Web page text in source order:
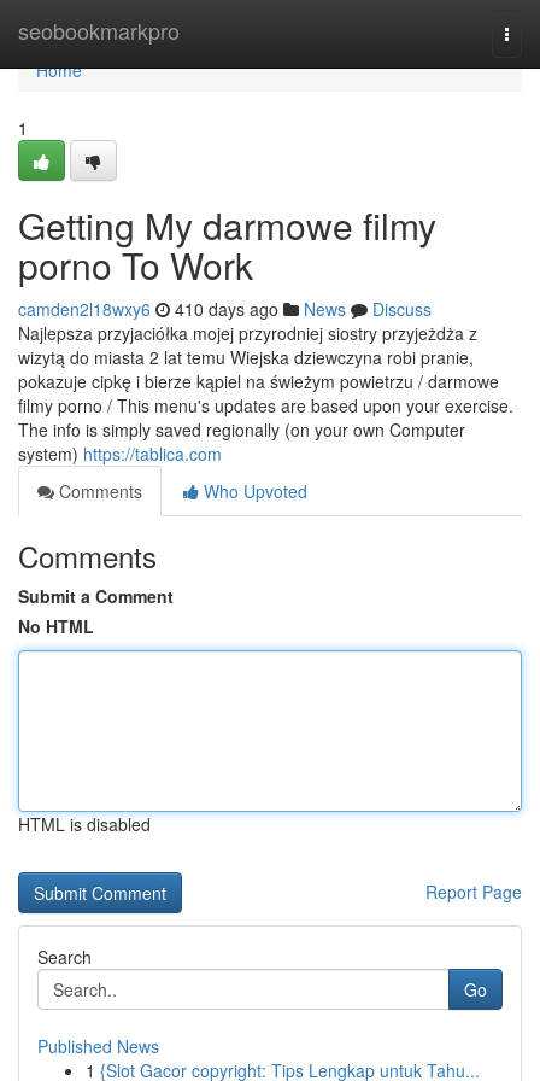
seobookmarkpro
Home
Home
1
Getting My darmowe filmy
porno To Work
camden2l18wxy6 410 days ago News
Discuss
Najlepsza przyjaciółka mojej przyrodniej siostry przyjeżdża z
wizytą do miasta 2 lat temu Wiejska dziewczyna robi pranie,
pokazuje cipkę i bierze kąpiel na świeżym powietrzu / darmowe
filmy porno / This menu's updates are based upon your exercise.
The info is simply saved regionally (on your own Computer
system) https://tablica.com
Comments
Who Upvoted
Comments
Submit a Comment
No HTML
HTML is disabled
Report Page
Search
Go
Published News
1 {Slot Gacor copyright: Tips Lengkap untuk Tahu...